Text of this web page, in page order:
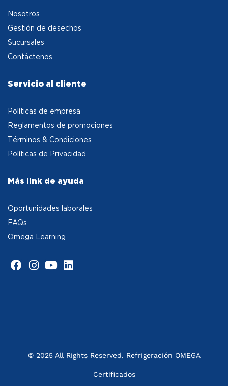
Nosotros
Gestión de desechos
Sucursales
Contáctenos
Servicio al cliente
Políticas de empresa
Reglamentos de promociones
Términos & Condiciones
Políticas de Privacidad
Más link de ayuda
Oportunidades laborales
FAQs
Omega Learning
© 2025 All Rights Reserved. Refrigeración OMEGA
Certificados